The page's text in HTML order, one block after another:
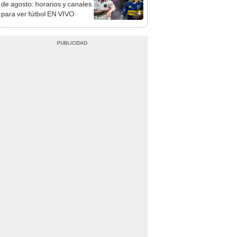
4
de agosto: horarios y canales
para ver fútbol EN VIVO